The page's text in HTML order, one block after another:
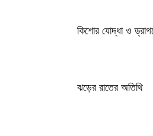
কিশোর যোদ্ধা ও
ঝড়ের রাতের অতিথি